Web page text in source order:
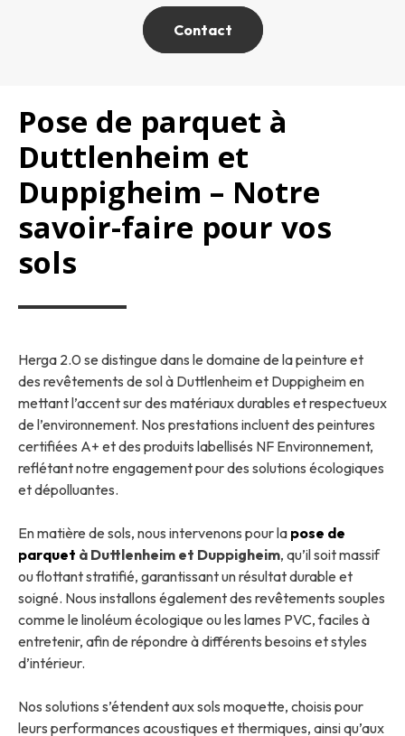
Contact
Pose de parquet à
Duttlenheim et
Duppigheim – Notre
savoir-faire pour vos
sols
Herga 2.0 se distingue dans le domaine de la peinture et
des revêtements de sol à Duttlenheim et Duppigheim en
mettant l’accent sur des matériaux durables et respectueux
de l’environnement. Nos prestations incluent des peintures
certifiées A+ et des produits labellisés NF Environnement,
reflétant notre engagement pour des solutions écologiques
et dépolluantes.
En matière de sols, nous intervenons pour la pose de
parquet à Duttlenheim et Duppigheim, qu’il soit massif
ou flottant stratifié, garantissant un résultat durable et
soigné. Nous installons également des revêtements souples
comme le linoléum écologique ou les lames PVC, faciles à
entretenir, afin de répondre à différents besoins et styles
d’intérieur.
Nos solutions s’étendent aux sols moquette, choisis pour
leurs performances acoustiques et thermiques, ainsi qu’aux